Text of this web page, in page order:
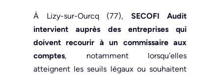
À Lizy-sur-Ourcq (77), SECOFI Audit
intervient auprès des entreprises qui
doivent recourir à un commissaire aux
comptes, notamment lorsqu’elles
atteignent les seuils légaux ou souhaitent